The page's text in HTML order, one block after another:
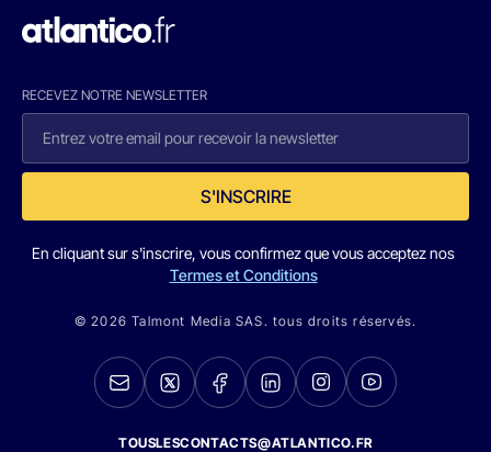
RECEVEZ NOTRE NEWSLETTER
S'INSCRIRE
En cliquant sur s'inscrire, vous confirmez que vous acceptez nos
Termes et Conditions
© 2026 Talmont Media SAS. tous droits réservés.
TOUSLESCONTACTS@ATLANTICO.FR